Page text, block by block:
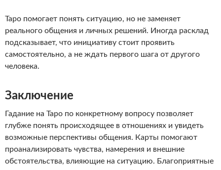
Таро помогает понять ситуацию, но не заменяет
реального общения и личных решений. Иногда расклад
подсказывает, что инициативу стоит проявить
самостоятельно, а не ждать первого шага от другого
человека.
Заключение
Гадание на Таро по конкретному вопросу позволяет
глубже понять происходящее в отношениях и увидеть
возможные перспективы общения. Карты помогают
проанализировать чувства, намерения и внешние
обстоятельства, влияющие на ситуацию. Благоприятные